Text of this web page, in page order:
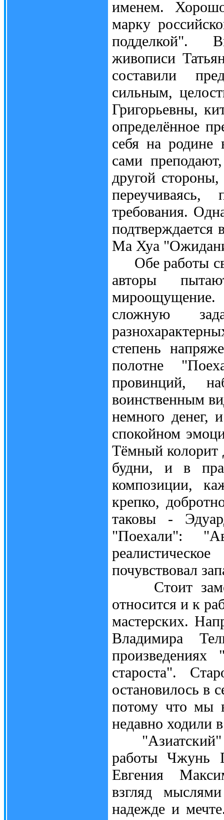
именем.
марку
подделкой".
живописи
составили
сильным,
Григорьевны,
определённое
себя на родине
сами
другой
переучиваясь,
требования.
Ма Хуа
Обе работы
авторы
сложную
степень
полотне
провинций,
воинственным
немного денег,
спокойном
Тёмный колорит
будни, и в
композиции,
крепко,
таковы -
"Поехали":
почувствовал
Стоит
относится и к
мастерских.
Владимира
староста".
остановилось в
потому что мы
недавно ходили
"Азиатский"
работы Чжунь
Евгения
взгляд
надежде и